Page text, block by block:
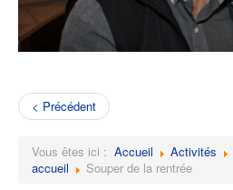
< Précédent
Vous êtes ici : Accueil Activités
accueil
Souper de la rentrée